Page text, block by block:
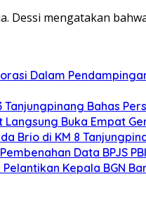
Dessi mengatakan
Dalam
Tanjungpinang Bahas
Buka Empat
Brio di KM 8
Data BPJS PBI
Kepala BGN